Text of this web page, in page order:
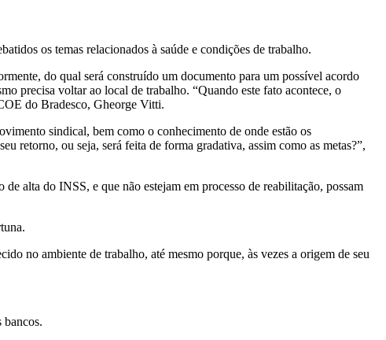
os temas relacionados à saúde e condições de trabalho.
do qual será construído um documento para um possível acordo
precisa voltar ao local de trabalho. “Quando este fato acontece, o
do Bradesco, Gheorge Vitti.
sindical, bem como o conhecimento de onde estão os
retorno, ou seja, será feita de forma gradativa, assim como as metas?”,
alta do INSS, e que não estejam em processo de reabilitação, possam
no ambiente de trabalho, até mesmo porque, às vezes a origem de seu
bancos.